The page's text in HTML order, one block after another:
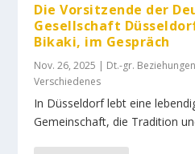
Die Vorsitzende der
Gesellschaft
Bikaki, im Gespräch
Nov. 26, 2025 | Dt.-gr. Beziehungen
Verschiedenes
In Düsseldorf lebt eine
Gemeinschaft, die Tradition